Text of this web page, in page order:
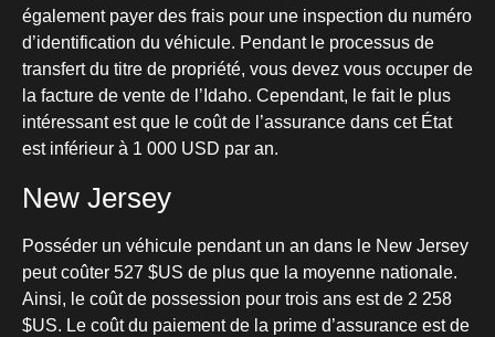
également payer des frais pour une inspection du numéro
d’identification du véhicule. Pendant le processus de
transfert du titre de propriété, vous devez vous occuper de
la facture de vente de l’Idaho. Cependant, le fait le plus
intéressant est que le coût de l’assurance dans cet État
est inférieur à 1 000 USD par an.
New Jersey
Posséder un véhicule pendant un an dans le New Jersey
peut coûter 527 $US de plus que la moyenne nationale.
Ainsi, le coût de possession pour trois ans est de 2 258
$US. Le coût du paiement de la prime d’assurance est de